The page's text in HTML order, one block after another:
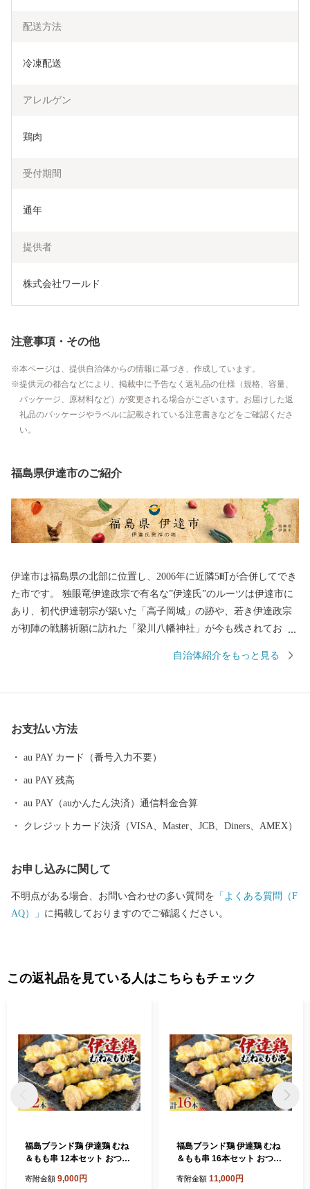
配送方法
冷凍配送
アレルゲン
鶏肉
受付期間
通年
提供者
株式会社ワールド
注意事項・その他
本ページは、提供自治体からの情報に基づき、作成しています。
提供元の都合などにより、掲載中に予告なく返礼品の仕様（規格、容量、
パッケージ、原材料など）が変更される場合がございます。お届けした返
礼品のパッケージやラベルに記載されている注意書きなどをご確認くださ
い。
福島県伊達市のご紹介
伊達市は福島県の北部に位置し、2006年に近隣5町が合併してでき
た市です。 独眼竜伊達政宗で有名な”伊達氏”のルーツは伊達市に
あり、初代伊達朝宗が築いた「高子岡城」の跡や、若き伊達政宗
が初陣の戦勝祈願に訪れた「梁川八幡神社」が今も残されてお
高低差がある盆地特有の地形で、果物がおいしく育ち、現在は名
であふれています。
自治体紹介をもっと見る
お支払い方法
au PAY カード（番号入力不要）
au PAY 残高
au PAY（auかんたん決済）通信料金合算
クレジットカード決済（VISA、Master、JCB、Diners、AMEX）
お申し込みに関して
不明点がある場合、お問い合わせの多い質問を 「よくある質問（F
AQ）」 に掲載しておりますのでご確認ください。
この返礼品を見ている人はこちらもチェック
福島ブランド鶏 伊達鶏 むね
＆もも串 12本セット おつま
ンプ バーベキューだてどり
寄附金額 9,000円
福島ブランド鶏 伊達鶏 むね
＆もも串 16本セット おつま
ンプ バーベキューだてどり
寄附金額 11,000円